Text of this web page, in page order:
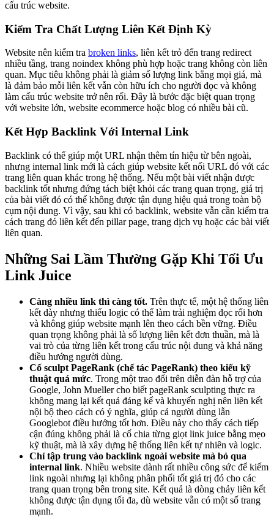
cấu trúc website.
Kiểm Tra Chất Lượng Liên Kết Định Kỳ
Website nên kiểm tra broken links, liên kết trỏ đến trang redirect
nhiều tầng, trang noindex không phù hợp hoặc trang không còn liên
quan. Mục tiêu không phải là giảm số lượng link bằng mọi giá, mà
là đảm bảo mỗi liên kết vẫn còn hữu ích cho người đọc và không
làm cấu trúc website trở nên rối. Đây là bước đặc biệt quan trọng
với website lớn, website ecommerce hoặc blog có nhiều bài cũ.
Kết Hợp Backlink Với Internal Link
Backlink có thể giúp một URL nhận thêm tín hiệu từ bên ngoài,
nhưng internal link mới là cách giúp website kết nối URL đó với các
trang liên quan khác trong hệ thống. Nếu một bài viết nhận được
backlink tốt nhưng đứng tách biệt khỏi các trang quan trọng, giá trị
của bài viết đó có thể không được tận dụng hiệu quả trong toàn bộ
cụm nội dung. Vì vậy, sau khi có backlink, website vẫn cần kiểm tra
cách trang đó liên kết đến pillar page, trang dịch vụ hoặc các bài viết
liên quan.
Những Sai Lầm Thường Gặp Khi Tối Ưu
Link Juice
Càng nhiều link thì càng tốt. Trên thực tế, một hệ thống liên
kết dày nhưng thiếu logic có thể làm trải nghiệm đọc rối hơn
và không giúp website mạnh lên theo cách bền vững. Điều
quan trọng không phải là số lượng liên kết đơn thuần, mà là
vai trò của từng liên kết trong cấu trúc nội dung và khả năng
điều hướng người dùng.
Cố sculpt PageRank (chế tác PageRank) theo kiểu kỹ
thuật quá mức. Trong một trao đổi trên diễn đàn hỗ trợ của
Google, John Mueller cho biết pageRank sculpting thực ra
không mang lại kết quả đáng kể và khuyến nghị nên liên kết
nội bộ theo cách có ý nghĩa, giúp cả người dùng lẫn
Googlebot điều hướng tốt hơn. Điều này cho thấy cách tiếp
cận đúng không phải là cố chia từng giọt link juice bằng mẹo
kỹ thuật, mà là xây dựng hệ thống liên kết tự nhiên và logic.
Chỉ tập trung vào backlink ngoài website mà bỏ qua
internal link. Nhiều website dành rất nhiều công sức để kiếm
link ngoài nhưng lại không phân phối tốt giá trị đó cho các
trang quan trọng bên trong site. Kết quả là dòng chảy liên kết
không được tận dụng tối đa, dù website vẫn có một số trang
mạnh.